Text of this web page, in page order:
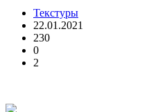
Текстуры
22.01.2021
230
0
2